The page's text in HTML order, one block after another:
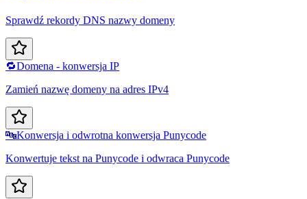
Sprawdź rekordy DNS nazwy domeny
🔁Domena - konwersja IP
Zamień nazwę domeny na adres IPv4
🔤Konwersja i odwrotna konwersja Punycode
Konwertuje tekst na Punycode i odwraca Punycode